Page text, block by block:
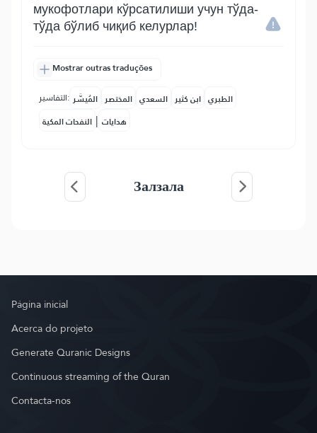
мукофотлари кўрсатилиши учун тўда-
тўда бўлиб чиқиб келурлар!
Mostrar outras traduções
التفاسير: المُيسَّر المختصر السعدي ابن كثير الطبري
النفحات المكية | هدايات
Залзала
Página inicial
Acerca do projeto
Generate Quranic Designs
Continuous streaming of the Quran
Contacta-nos